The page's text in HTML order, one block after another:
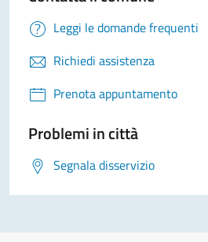
Leggi le domande frequenti
Richiedi assistenza
Prenota appuntamento
Problemi in città
Segnala disservizio